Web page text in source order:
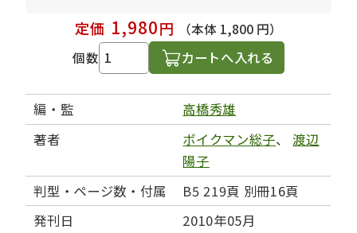
定価 1,980円
（本体 1,800 円）
個数
カートへ入れる
編・監
高橋秀雄
著者
ボイクマン総子、渡辺
陽子
判型・ページ数・付属
B5 219頁 別冊16頁
発刊日
2010年05月